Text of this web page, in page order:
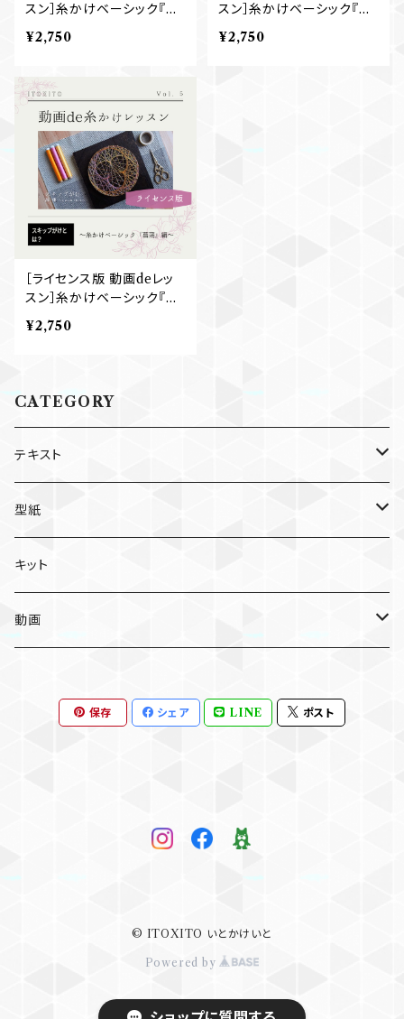
スン］糸かけベーシック『願
い星』
¥2,750
スン］糸かけベーシック『金
平糖』
¥2,750
［ライセンス版 動画deレッ
スン］糸かけベーシック『菖
蒲』
¥2,750
CATEGORY
テキスト
個人利用版
個別
セット
ライセンス版
個別
型紙
個人利用版
個別
ライセンス版
キット
動画
ライセンス版
保存 シェア LINE ポスト
© ITOXITO いとかけいと
Powered by